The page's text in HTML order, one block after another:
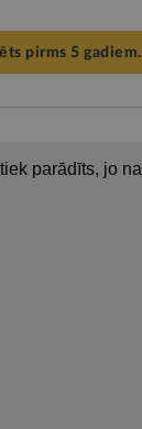
pirms 5 gadiem.